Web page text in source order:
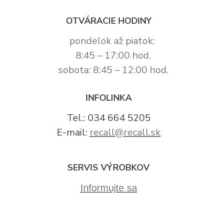
OTVÁRACIE HODINY
pondelok až piatok:
8:45 – 17:00 hod.
sobota: 8:45 – 12:00 hod.
INFOLINKA
Tel.: 034 664 5205
E-mail: recall@recall.sk
SERVIS VÝROBKOV
Informujte sa